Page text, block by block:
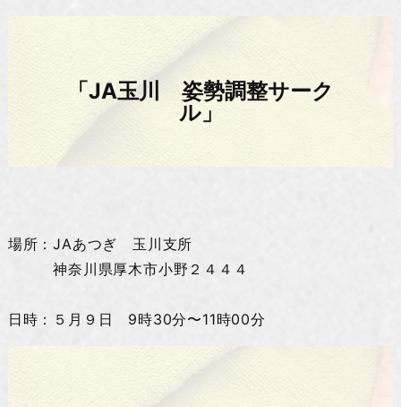
「JA玉川 姿勢調整サーク
ル」
場所：JAあつぎ 玉川支所
神奈川県厚木市小野２４４４
日時：５月９日 9時30分〜11時00分